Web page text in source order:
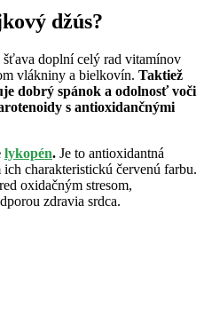
džús?
doplní celý rad vitamínov
vlákniny a bielkovín. Taktiež
dobrý spánok a odolnosť voči
s antioxidančnými
lykopén. Je to antioxidantná
charakteristickú červenú farbu.
oxidačným stresom,
zdravia srdca.